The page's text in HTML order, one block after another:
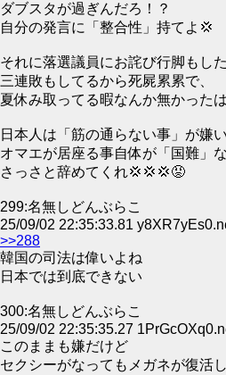
ダブスタが過ぎんだろ！？
自分の発言に「整合性」持てよ💢
それに落選議員にお詫び行脚もし
三連敗もしてるから死屍累累で、
夏休み取ってる暇なんか無かった
日本人は「筋の通らない事」が嫌
オマエが居座る事自体が「国難」
さっさと辞めてくれ💢💢💢😡
299:名無しどんぶらこ
25/09/02 22:35:33.81
>>288
韓国の司法は偉いよね
日本では到底できない
300:名無しどんぶらこ
25/09/02 22:35:35.27
このままも嫌だけど
セクシーがなってもメガネが復活